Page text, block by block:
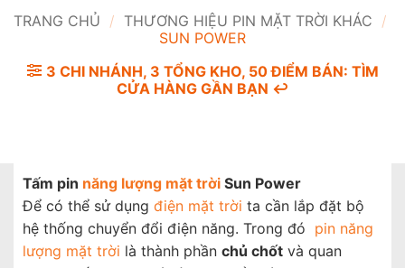
TRANG CHỦ / THƯƠNG HIỆU PIN MẶT TRỜI KHÁC /
SUN POWER
3 CHI NHÁNH, 3 TỔNG KHO, 50 ĐIỂM BÁN: TÌM
CỬA HÀNG GẦN BẠN ↩️
Tấm pin năng lượng mặt trời Sun Power
Để có thể sử dụng điện mặt trời ta cần lắp đặt bộ
hệ thống chuyển đổi điện năng. Trong đó pin năng
lượng mặt trời là thành phần chủ chốt và quan